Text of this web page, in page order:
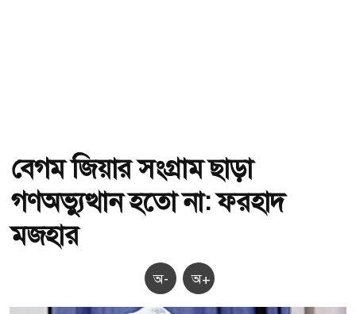
বেগম জিয়ার সংগ্রাম ছাড়া
গণঅভ্যুত্থান হতো না: ফরহাদ
মজহার
অ- অ+